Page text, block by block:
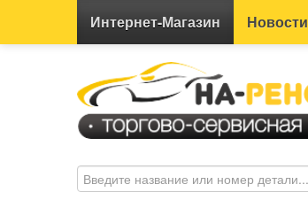
Интернет-Магазин Новости